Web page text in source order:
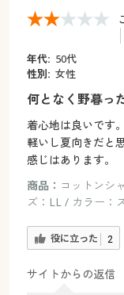
年代: 50代
性別: 女性
何となく野暮っ
着心地は良いです。
軽いし夏向きだと
感じはあります。
商品： コットンシ
ズ：LL / カラー：
役に立った 2
サイトからの返信